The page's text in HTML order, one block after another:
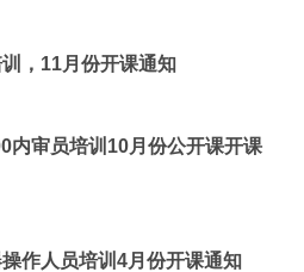
，11月份开课通知
内审员培训10月份公开课开课
作人员培训4月份开课通知